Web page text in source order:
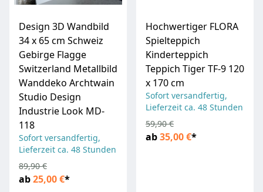
Design 3D Wandbild
34 x 65 cm Schweiz
Gebirge Flagge
Switzerland Metallbild
Wanddeko Archtwain
Studio Design
Industrie Look MD-
118
Sofort versandfertig,
Lieferzeit ca. 48 Stunden
ab25,00 €*
89,90 €
Hochwertiger FLORA
Spielteppich
Kinderteppich
Teppich Tiger TF-9 120
x 170 cm
Sofort versandfertig,
Lieferzeit ca. 48 Stunden
ab35,00 €*
59,90 €